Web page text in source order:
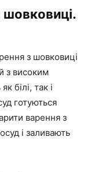
шовковиці.
з шовковиці
з високим
білі, так і
готуються
варення з
і заливають